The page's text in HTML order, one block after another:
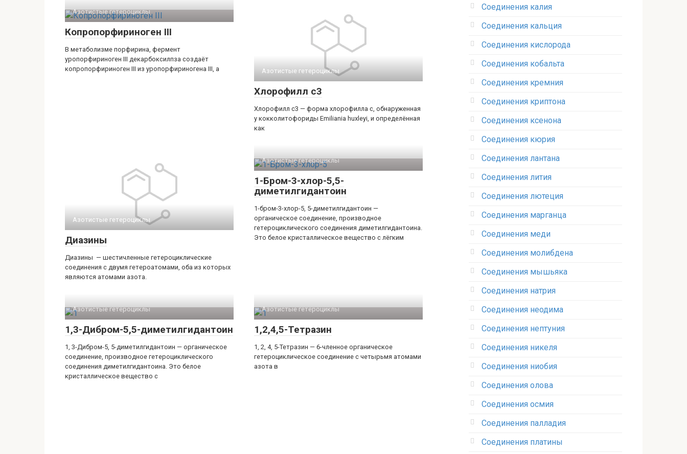
Азотистые гетероциклы‎
Копропорфириноген III
В метаболизме порфирина, фермент
уропорфириноген III декарбоксилпза создаёт
копропорфириноген III из уропорфириногена III, а
Азотистые гетероциклы‎
Хлорофилл c3
Хлорофилл c3 — форма хлорофилла c, обнаруженная
у кокколитофориды Emiliania huxleyi, и определённая
как
Азотистые гетероциклы‎
Диазины
Диазины — шестичленные гетероциклические
соединения с двумя гетероатомами, оба из которых
являются атомами азота.
Азотистые гетероциклы‎
1-Бром-3-хлор-5,5-
диметилгидантоин
1-бром-3-хлор-5, 5-диметилгидантоин —
органическое соединение, производное
гетероциклического соединения диметилгидантоина.
Это белое кристаллическое вещество с лёгким
Азотистые гетероциклы‎
1,3-Дибром-5,5-диметилгидантоин
1, 3-Дибром-5, 5-диметилгидантоин — органическое
соединение, производное гетероциклического
соединения диметилгидантоина. Это белое
кристаллическое вещество с
Азотистые гетероциклы‎
1,2,4,5-Тетразин
1, 2, 4, 5-Тетразин — 6-членное органическое
гетероциклическое соединение с четырьмя атомами
азота в
Соединения калия‎
Соединения кальция
Соединения кислорода‎
Соединения кобальта
Соединения кремния‎
Соединения криптона‎
Соединения ксенона‎
Соединения кюрия
Соединения лантана‎
Соединения лития‎
Соединения лютеция‎
Соединения марганца‎
Соединения меди
Соединения молибдена‎
Соединения мышьяка‎ ‎
Соединения натрия‎
Соединения неодима‎
Соединения нептуния‎
Соединения никеля‎
Соединения ниобия‎
Соединения олова‎
Соединения осмия‎
Соединения палладия‎
Соединения платины‎